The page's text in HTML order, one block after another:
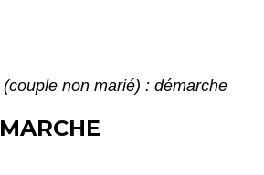
non marié) : démarche